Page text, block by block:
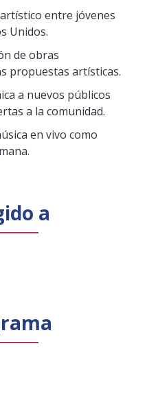
entre jóvenes
Unidos.
de obras
propuestas artísticas.
a nuevos públicos
a la comunidad.
en vivo como
a